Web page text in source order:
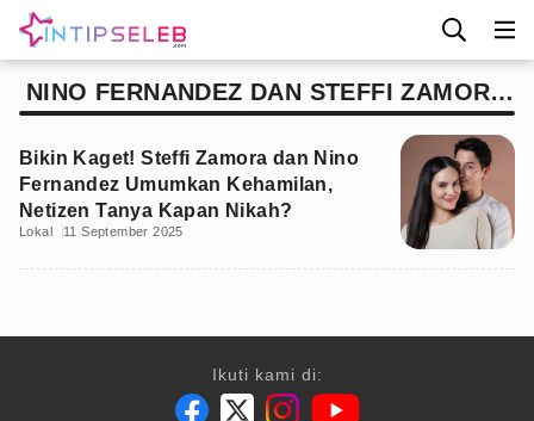
NINO FERNANDEZ DAN STEFFI ZAMORA
MENIKAH
Bikin Kaget! Steffi Zamora dan Nino
Fernandez Umumkan Kehamilan,
Netizen Tanya Kapan Nikah?
Lokal 11 September 2025
Ikuti kami di: